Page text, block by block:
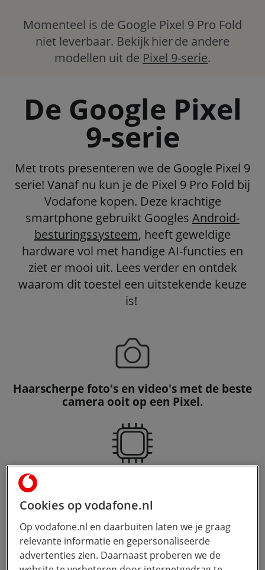
Momenteel is de Google Pixel 9 Pro Fold
niet leverbaar. Bekijk hier de andere
modellen uit de Pixel 9-serie.
De Google Pixel
9-serie
Met trots presenteren we de Google Pixel 9
serie! Vanaf nu kun je de Pixel 9 Pro Fold bij
Vodafone kopen. Deze krachtige
smartphone gebruikt Googles Android-
besturingssysteem, heeft geweldige
hardware vol met handige AI-functies en
ziet er mooi uit. Lees verder en ontdek
waarom dit toestel een uitstekende keuze
is!
Haarscherpe foto's en video's met de beste
camera ooit op een Pixel.
De krachtige Google Tensor G4 chip met
Cookies op vodafone.nl
Op vodafone.nl en daarbuiten laten we je graag
relevante informatie en gepersonaliseerde
advertenties zien. Daarnaast proberen we de